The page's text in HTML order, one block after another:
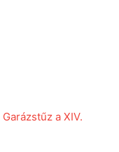
Garázstűz a XIV.